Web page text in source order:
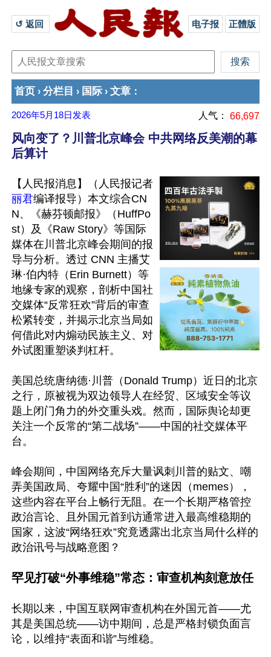
↺ 返回 电子报 正體版
首页 › 分栏目 › 国际 › 文章 ：
2026年5月18日 发表 人气： 66,697
风向变了？川普北京峰会 中共网络反美潮的幕
后算计
【人民报消息】（人民报记者
丽君编译报导）本文综合CN
N、《赫芬顿邮报》（HuffPo
st）及《Raw Story》等国际
媒体在川普北京峰会期间的报
导与分析。透过 CNN 主播艾
琳·伯内特（Erin Burnett）等
地缘专家的观察，剖析中国社
交媒体“反常狂欢”背后的审查
松紧转变，并揭示北京当局如
何借此对内煽动民族主义、对
外试图重塑谈判杠杆。
美国总统唐纳德·川普（Donald Trump）近日的北京
之行，原被视为双边领导人在经贸、区域安全等议
题上闭门角力的外交重头戏。然而，国际舆论却更
关注一个反常的“第二战场”——中国的社交媒体平
台。
峰会期间，中国网络充斥大量讽刺川普的贴文、嘲
弄美国政局、夸耀中国“胜利”的迷因（memes），
这些内容在平台上畅行无阻。在一个长期严格管控
政治言论、且外国元首到访通常进入最高维稳期的
国家，这波“网络狂欢”究竟透露出北京当局什么样的
政治讯号与战略意图？
罕见打破“外事维稳”常态：审查机构刻意放任
长期以来，中国互联网审查机构在外国元首——尤
其是美国总统——访中期间，总是严格封锁负面言
论，以维持“表面和谐”与维稳。